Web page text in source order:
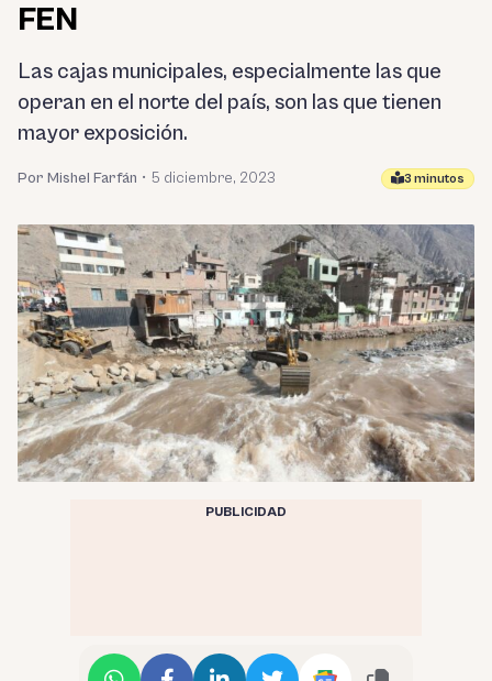
FEN
Las cajas municipales, especialmente las que
operan en el norte del país, son las que tienen
mayor exposición.
Por Mishel Farfán • 5 diciembre, 2023 3 minutos
PUBLICIDAD